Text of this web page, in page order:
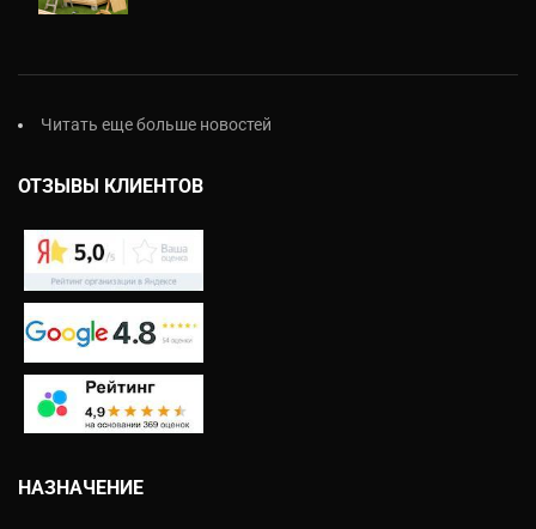
Читать еще больше новостей
ОТЗЫВЫ КЛИЕНТОВ
НАЗНАЧЕНИЕ